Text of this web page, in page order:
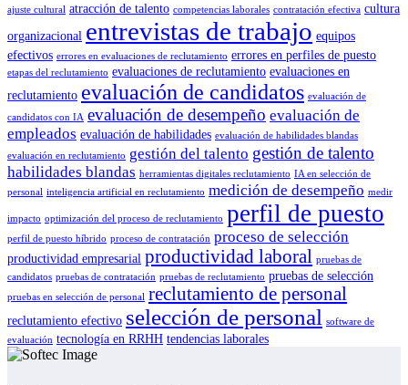
ajuste cultural atracción de talento competencias laborales contratación efectiva cultura
organizacional entrevistas de trabajo equipos
efectivos errores en evaluaciones de reclutamiento errores en perfiles de puesto
etapas del reclutamiento evaluaciones de reclutamiento evaluaciones en
reclutamiento evaluación de candidatos evaluación de
candidatos con IA evaluación de desempeño evaluación de
empleados evaluación de habilidades evaluación de habilidades blandas
evaluación en reclutamiento gestión del talento gestión de talento
habilidades blandas herramientas digitales reclutamiento IA en selección de
personal inteligencia artificial en reclutamiento medición de desempeño medir
impacto optimización del proceso de reclutamiento perfil de puesto
perfil de puesto híbrido proceso de contratación proceso de selección
productividad empresarial productividad laboral
pruebas de
candidatos pruebas de contratación pruebas de reclutamiento pruebas de selección
pruebas en selección de personal reclutamiento de personal
reclutamiento efectivo selección de personal software de
evaluación tecnología en RRHH tendencias laborales